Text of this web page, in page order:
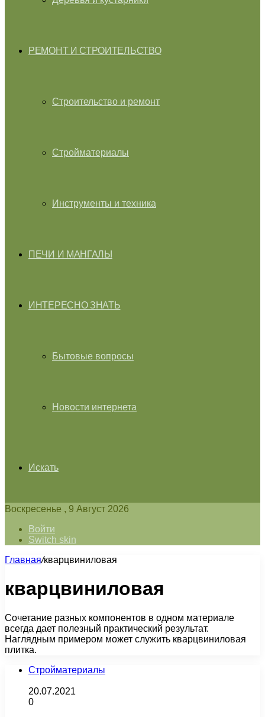
РЕМОНТ И СТРОИТЕЛЬСТВО
Строительство и ремонт
Стройматериалы
Инструменты и техника
ПЕЧИ И МАНГАЛЫ
ИНТЕРЕСНО ЗНАТЬ
Бытовые вопросы
Новости интернета
Искать
Воскресенье , 9 Август 2026
Войти
Switch skin
Главная/кварцвиниловая
кварцвиниловая
Сочетание разных компонентов в одном материале
всегда дает полезный практический результат.
Наглядным примером может служить кварцвиниловая
плитка.
Стройматериалы
20.07.2021
0